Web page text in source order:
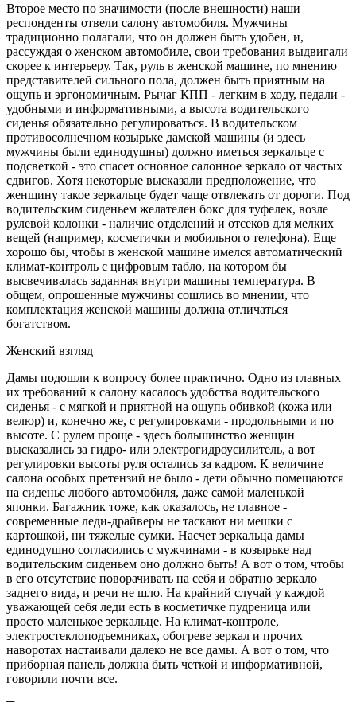
Второе место по значимости (после внешности) наши
респонденты отвели салону автомобиля. Мужчины
традиционно полагали, что он должен быть удобен, и,
рассуждая о женском автомобиле, свои требования выдвигали
скорее к интерьеру. Так, руль в женской машине, по мнению
представителей сильного пола, должен быть приятным на
ощупь и эргономичным. Рычаг КПП - легким в ходу, педали -
удобными и информативными, а высота водительского
сиденья обязательно регулироваться. В водительском
противосолнечном козырьке дамской машины (и здесь
мужчины были единодушны) должно иметься зеркальце с
подсветкой - это спасет основное салонное зеркало от частых
сдвигов. Хотя некоторые высказали предположение, что
женщину такое зеркальце будет чаще отвлекать от дороги. Под
водительским сиденьем желателен бокс для туфелек, возле
рулевой колонки - наличие отделений и отсеков для мелких
вещей (например, косметички и мобильного телефона). Еще
хорошо бы, чтобы в женской машине имелся автоматический
климат-контроль с цифровым табло, на котором бы
высвечивалась заданная внутри машины температура. В
общем, опрошенные мужчины сошлись во мнении, что
комплектация женской машины должна отличаться
богатством.
Женский взгляд
Дамы подошли к вопросу более практично. Одно из главных
их требований к салону касалось удобства водительского
сиденья - с мягкой и приятной на ощупь обивкой (кожа или
велюр) и, конечно же, с регулировками - продольными и по
высоте. С рулем проще - здесь большинство женщин
высказались за гидро- или электрогидроусилитель, а вот
регулировки высоты руля остались за кадром. К величине
салона особых претензий не было - дети обычно помещаются
на сиденье любого автомобиля, даже самой маленькой
японки. Багажник тоже, как оказалось, не главное -
современные леди-драйверы не таскают ни мешки с
картошкой, ни тяжелые сумки. Насчет зеркальца дамы
единодушно согласились с мужчинами - в козырьке над
водительским сиденьем оно должно быть! А вот о том, чтобы
в его отсутствие поворачивать на себя и обратно зеркало
заднего вида, и речи не шло. На крайний случай у каждой
уважающей себя леди есть в косметичке пудреница или
просто маленькое зеркальце. На климат-контроле,
электростеклоподъемниках, обогреве зеркал и прочих
наворотах настаивали далеко не все дамы. А вот о том, что
приборная панель должна быть четкой и информативной,
говорили почти все.